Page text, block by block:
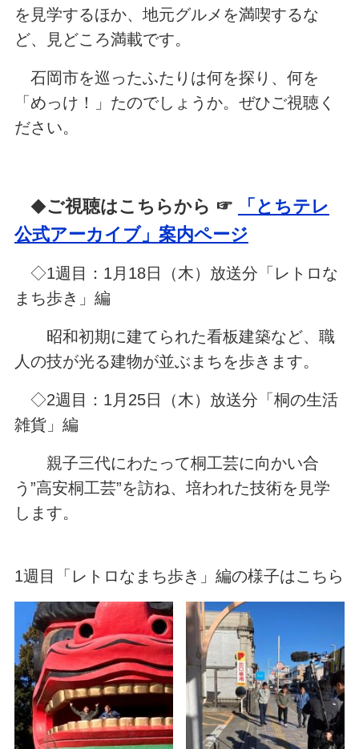
を見学するほか、地元グルメを満喫するな
ど、見どころ満載です。
石岡市を巡ったふたりは何を探り、何を
「めっけ！」たのでしょうか。ぜひご視聴く
ださい。
◆ご視聴はこちらから ☞
「とちテレ
公式アーカイブ」案内ページ
◇1週目：1月18日（木）放送分「レトロな
まち歩き」編
昭和初期に建てられた看板建築など、職
人の技が光る建物が並ぶまちを歩きます。
◇2週目：1月25日（木）放送分「桐の生活
雑貨」編
親子三代にわたって桐工芸に向かい合
う”高安桐工芸”を訪ね、培われた技術を見学
します。
1週目「レトロなまち歩き」編の様子はこちら